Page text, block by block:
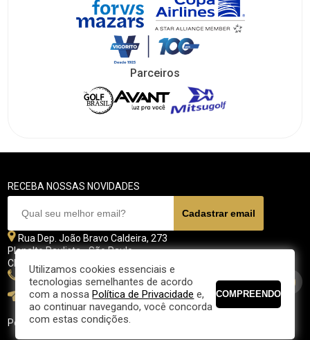
Parceiros
RECEBA NOSSAS NOVIDADES
Rua Dep. João Bravo Caldeira, 273
Planalto Paulista - São Paulo
CEP 04071 - 045
11 5070-4700
fpgolfe@fpgolfe.com.br
Política de privacidade
Utilizamos cookies essenciais e
tecnologias semelhantes de acordo
com a nossaPolítica de Privacidade e,
ao continuar navegando, você concorda
com estas condições.